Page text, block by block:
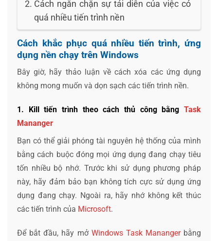
Cách ngăn chặn sự tái diễn của việc có
quá nhiều tiến trình nền
Cách khắc phục quá nhiều tiến trình, ứng
dụng nền chạy trên Windows
Bây giờ, hãy thảo luận về cách xóa các ứng dụng
không mong muốn và dọn sạch các tiến trình nền.
1. Kill tiến trình theo cách thủ công bằng Task
Mananger
Bạn có thể giải phóng tài nguyên hệ thống của mình
bằng cách buộc đóng mọi ứng dụng đang chạy tiêu
tốn nhiều bộ nhớ. Trước khi sử dụng phương pháp
này, hãy đảm bảo bạn không tích cực sử dụng ứng
dụng đang chạy. Ngoài ra, hãy nhớ không kết thúc
các tiến trình của Microsoft.
Để bắt đầu, hãy mở Windows Task Manangerbằng